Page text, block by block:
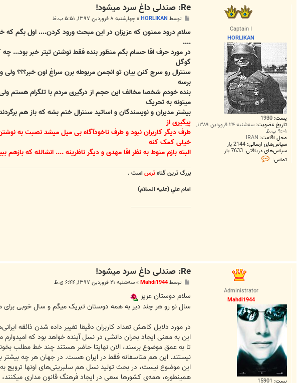
Captain I
HORLIKAN
پست: 1930
تاریخ عضویت: سه‌شنبه ۲۴ فروردین ۱۳۸۹,
۹:۰۱ ب.ظ
محل اقامت:
سپاس‌های ارسالی: 2144 بار
سپاس‌های دریافتی: 7633 بار
تماس:
ت
Re: صندلی داغ سرد میشود!
ت
توسط HORLIKAN
»چهارشنبه ۸ فروردین ۱۳۹۷, ۵:۵۱ ب.ظ
سلام درود ممنون که عزیزان در این مبحث ورود کردن.... اول بگم که
....
در مورد حرف اقا حسام بگم منظور بنده فقط نوشتن تیتر خبر بود...
گوگل
سنترال رو سرچ کنن بیان تو انجمن مربوطه برن سراغ اون خبر؟؟؟ ولی
برسه
بنده خودم شخصا مخالف این حجم از درگیری مردم با تلگرام هستم
میتونه به تحریک
بیشتر مدیران و نویسندگان و اساتید سنترال ختم بشه که باز هم
پیگیری از
طرف دیگر کاربران نبود و طرف ناخودآگاه بی میل میشد نصبت به
خیلی کمک کنه
البته بازم منوط به نظر اقا مهدی و دیگر ناظرینه .... انشالله که بازهم
بزرگ ترين گناهترس است .
امام علي (عليه السلام)
________________________
Administrator
Mahdi1944
پست: 15901
Re: صندلی داغ سرد میشود!
ت
توسطMahdi1944
»سه‌شنبه ۲۱ فروردین ۱۳۹۷, ۶:۴۴ ق.ظ
سلام دوستان عزیز
سال نو رو هر چند دیر به همه دوستان تبریک میگم و سال خوبی برای
در مورد دلایل کاهش تعداد کاربران دقیقا تغییر داده شدن ذائقه
این به معنی ایجاد بحران دانشی در نسل آینده خواهد بود که
نیستند. این هم متاسفانه فقط در ایران هست. در جهان هر چه
این موضوع نیست، در بحث تولید نسل هم سلبریتی‌های اونها ترویج
همینطوره، همه‌ی کشورها سعی در ایجاد فرهنگ قانون مداری